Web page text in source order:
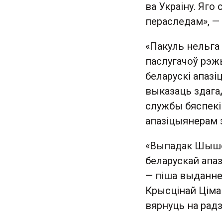
ва Украіну.
пераследам», —
«Пакуль
паслугачоў
беларускі
выказаць
службы
апазіцыянерам
«Выпадак
беларускай
— піша
Крысцінай
вярнуць на